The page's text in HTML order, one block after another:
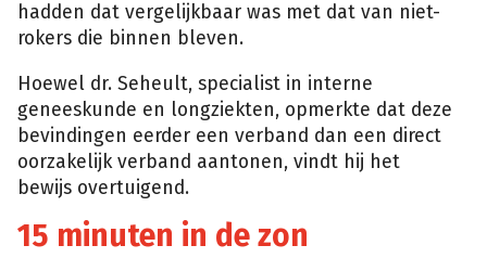
hadden dat vergelijkbaar was met dat van niet-
rokers die binnen bleven.
Hoewel dr. Seheult, specialist in interne
geneeskunde en longziekten, opmerkte dat deze
bevindingen eerder een verband dan een direct
oorzakelijk verband aantonen, vindt hij het
bewijs overtuigend.
15 minuten in de zon